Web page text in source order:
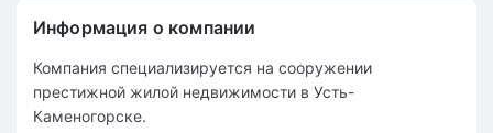
Информация о компании
Компания специализируется на сооружении
престижной жилой недвижимости в Усть-
Каменогорске.